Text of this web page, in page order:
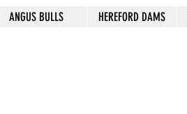
ANGUS BULLS HEREFORD DAMS